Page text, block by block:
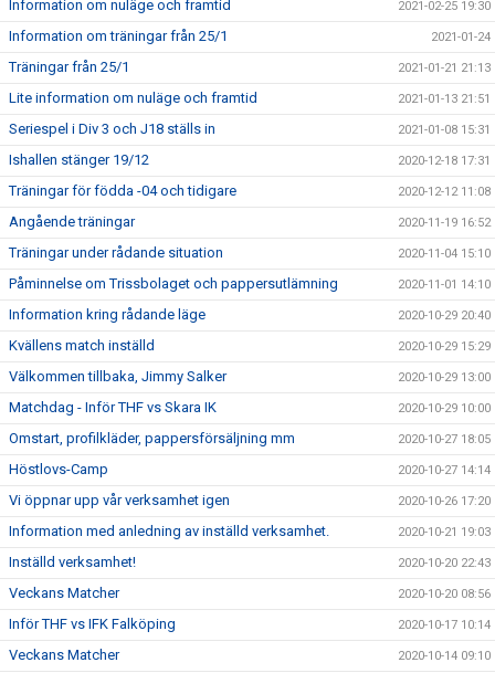
Information om nuläge och framtid 2021-02-25 19:30
Information om träningar från 25/1 2021-01-24
Träningar från 25/1 2021-01-21 21:13
Lite information om nuläge och framtid 2021-01-13 21:51
Seriespel i Div 3 och J18 ställs in 2021-01-08 15:31
Ishallen stänger 19/12 2020-12-18 17:31
Träningar för födda -04 och tidigare 2020-12-12 11:08
Angående träningar 2020-11-19 16:52
Träningar under rådande situation 2020-11-04 15:10
Påminnelse om Trissbolaget och pappersutlämning 2020-11-01 14:10
Information kring rådande läge 2020-10-29 20:40
Kvällens match inställd 2020-10-29 15:29
Välkommen tillbaka, Jimmy Salker 2020-10-29 13:00
Matchdag - Inför THF vs Skara IK 2020-10-29 10:00
Omstart, profilkläder, pappersförsäljning mm 2020-10-27 18:05
Höstlovs-Camp 2020-10-27 14:14
Vi öppnar upp vår verksamhet igen 2020-10-26 17:20
Information med anledning av inställd verksamhet. 2020-10-21 19:03
Inställd verksamhet! 2020-10-20 22:43
Veckans Matcher 2020-10-20 08:56
Inför THF vs IFK Falköping 2020-10-17 10:14
Veckans Matcher 2020-10-14 09:10